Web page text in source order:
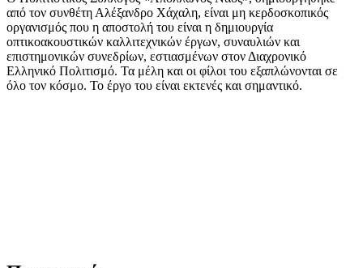
από τον συνθέτη Αλέξανδρο Χάχαλη, είναι μη κερδοσκοπικός
οργανισμός που η αποστολή του είναι η δημιουργία
οπτικοακουστικών καλλιτεχνικών έργων, συναυλιών και
επιστημονικών συνεδρίων, εστιασμένων στον Διαχρονικό
Ελληνικό Πολιτισμό. Τα μέλη και οι φίλοι του εξαπλώνονται σε
όλο τον κόσμο. Το έργο του είναι εκτενές και σημαντικό.